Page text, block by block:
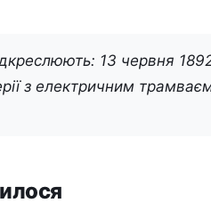
13 червня
з електричним